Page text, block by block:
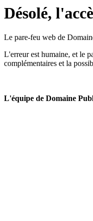
Désolé,
Le pare-feu web de
L'erreur est humaine, et le
complémentaires et la
L'équipe de Domaine